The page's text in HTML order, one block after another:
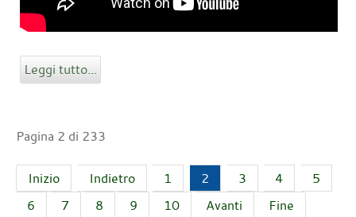
Leggi tutto...
Pagina 2 di 233
Inizio Indietro 1 2 3 4
5
6
7 8 9 10 Avanti Fine